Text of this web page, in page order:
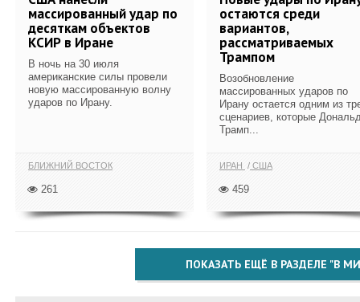
массированный удар по
десяткам объектов
КСИР в Иране
В ночь на 30 июля
американские силы провели
новую массированную волну
ударов по Ирану.
БЛИЖНИЙ ВОСТОК
261
остаются среди
вариантов,
рассматриваемых
Трампом
Возобновление
массированных ударов по
Ирану остается одним из
сценариев, которые
Трамп...
ИРАН США
459
ПОКАЗАТЬ ЕЩЁ В РАЗДЕЛЕ "В